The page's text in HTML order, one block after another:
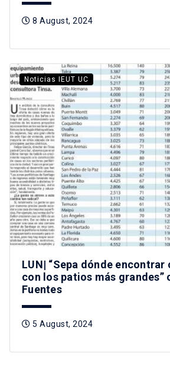
8 August, 2024
Noticias IEUT UC
LUN| “Sepa dónde encontrar
con los patios más grandes”
Fuentes
5 August, 2024